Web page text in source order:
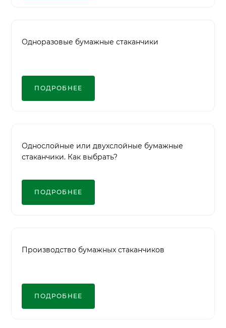
Одноразовые бумажные стаканчики
ПОДРОБНЕЕ
Однослойные или двухслойные бумажные
стаканчики. Как выбрать?
ПОДРОБНЕЕ
Производство бумажных стаканчиков
ПОДРОБНЕЕ